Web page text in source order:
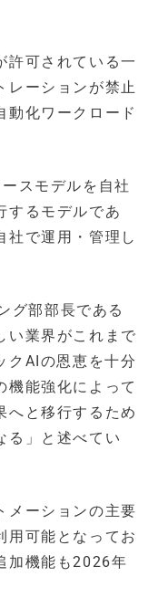
許可されている一
レーションが禁止
動化ワークロード
スモデルを自社
するモデルであ
社で運用・管理し
グ部部長である
い業界がこれまで
クAIの恩恵を十分
機能強化によって
へと移行するため
る」と述べてい
メーションの主要
用可能となってお
加機能も2026年